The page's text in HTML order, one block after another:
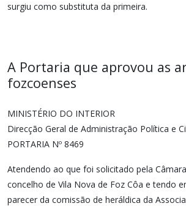
surgiu como substituta da primeira.
A Portaria que aprovou as
fozcoenses
MINISTÉRIO DO INTERIOR
Direcção Geral de Administração Política e
PORTARIA Nº 8469
Atendendo ao que foi solicitado pela
concelho de Vila Nova de Foz Côa e tendo
parecer da comissão de heráldica da